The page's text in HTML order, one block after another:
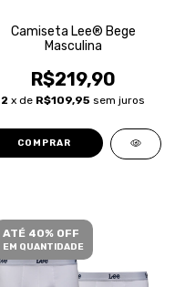
Camiseta Lee® Bege
Masculina
R$219,90
2 x de R$109,95 sem juros
COMPRAR
ATÉ 40% OFF
EM QUANTIDADE